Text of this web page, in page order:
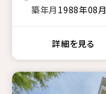
築年月 1988年08月
詳細を見る